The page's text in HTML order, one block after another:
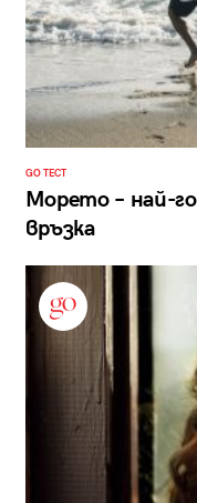
GO ТЕСТ
Морето – най-
връзка